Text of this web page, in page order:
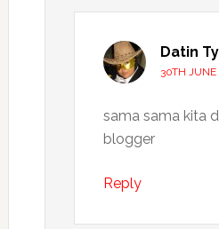
Datin
30TH JUNE
sama sama kita
blogger
Reply